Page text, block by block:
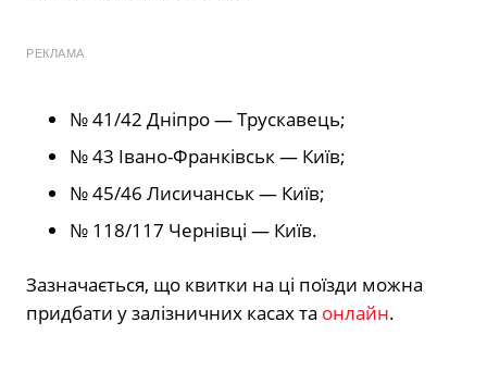
РЕКЛАМА
№ 41/42 Дніпро — Трускавець;
№ 43 Івано-Франківськ — Київ;
№ 45/46 Лисичанськ — Київ;
№ 118/117 Чернівці — Київ.
Зазначається, що квитки на ці поїзди можна
придбати у залізничних касах та онлайн.